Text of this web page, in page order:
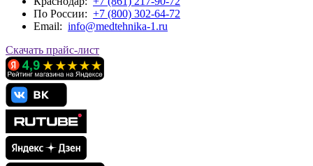
По Росcии: +7 (800) 302-64-72
Email: info@medtehnika-1.ru
Скачать прайс-лист